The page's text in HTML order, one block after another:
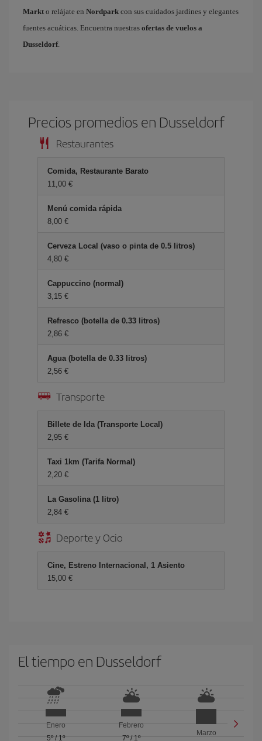
Markt o relájate en Nordpark con sus cuidados jardines y elegantes
fuentes acuáticas. Encuentra nuestras ofertas de vuelos a
Dusseldorf.
Precios promedios en Dusseldorf
Restaurantes
Comida, Restaurante Barato
11,00 €
Menú comida rápida
8,00 €
Cerveza Local (vaso o pinta de 0.5 litros)
4,80 €
Cappuccino (normal)
3,15 €
Refresco (botella de 0.33 litros)
2,86 €
Agua (botella de 0.33 litros)
2,56 €
Transporte
Billete de Ida (Transporte Local)
2,95 €
Taxi 1km (Tarifa Normal)
2,20 €
La Gasolina (1 litro)
2,84 €
Deporte y Ocio
Cine, Estreno Internacional, 1 Asiento
15,00 €
El tiempo en Dusseldorf
Enero
5º/ 1º
Febrero
7º/ 1º
Marzo